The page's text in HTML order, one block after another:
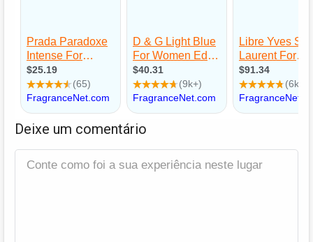
Deixe um comentário